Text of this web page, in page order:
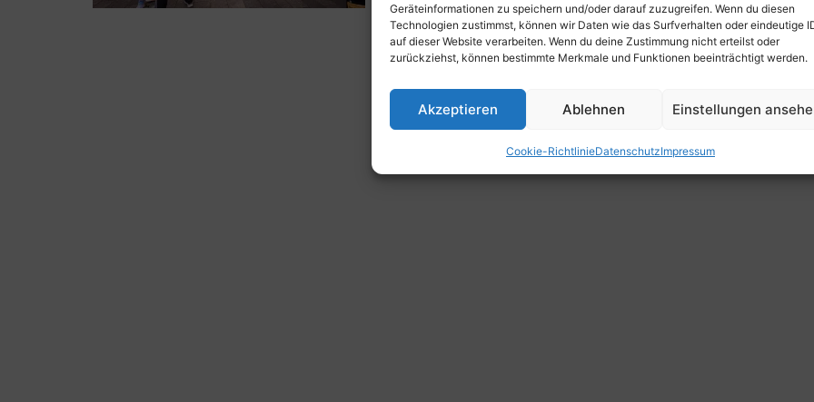
Geräteinformationen zu speichern und/oder darauf zuzugreifen. Wenn du diesen
Technologien zustimmst, können wir Daten wie das Surfverhalten oder eindeutige
auf dieser Website verarbeiten. Wenn du deine Zustimmung nicht erteilst oder
zurückziehst, können bestimmte Merkmale und Funktionen beeinträchtigt werden.
Akzeptieren Ablehnen Einstellungen
Cookie-RichtlinieDatenschutzImpressum